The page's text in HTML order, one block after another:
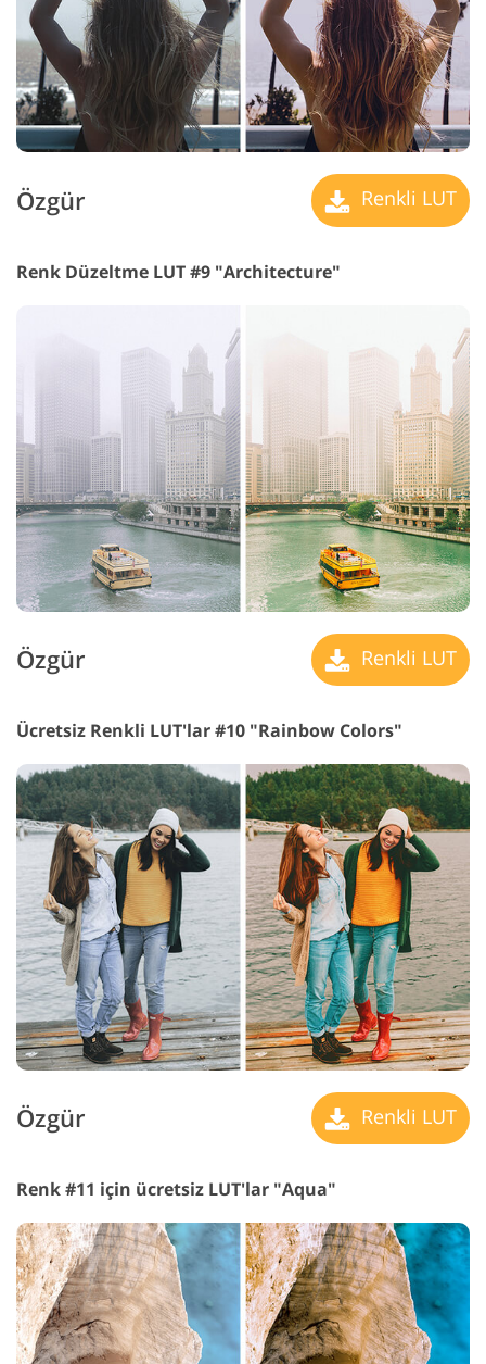
Özgür Renkli LUT
Renk Düzeltme LUT #9 "Architecture"
Özgür Renkli LUT
Ücretsiz Renkli LUT'lar #10 "Rainbow Colors"
Özgür Renkli LUT
Renk #11 için ücretsiz LUT'lar "Aqua"